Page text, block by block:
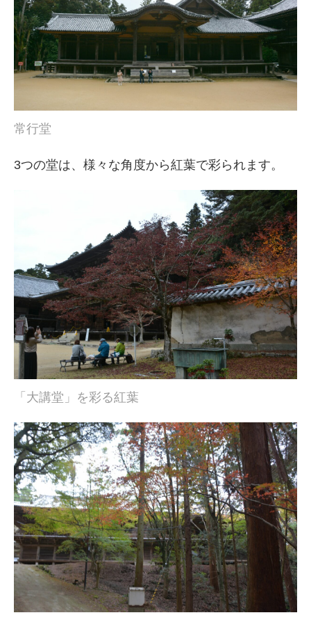
常行堂
3つの堂は、様々な角度から紅葉で彩られます。
「大講堂」を彩る紅葉